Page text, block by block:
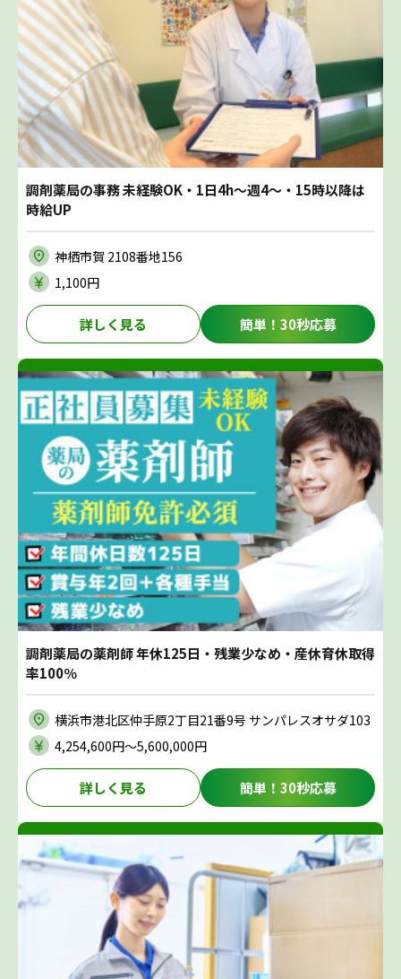
調剤薬局の事務 未経験OK・1日4h～週4～・15時以降は
時給UP
神栖市賀 2108番地156
1,100円
詳しく見る 簡単！30秒応募
調剤薬局の薬剤師 年休125日・残業少なめ・産休育休取得
率100％
横浜市港北区仲手原2丁目21番9号 サンパレスオサダ103
4,254,600円〜5,600,000円
詳しく見る 簡単！30秒応募